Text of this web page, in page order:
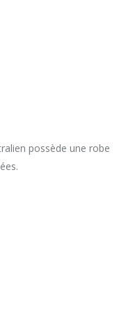
possède une robe